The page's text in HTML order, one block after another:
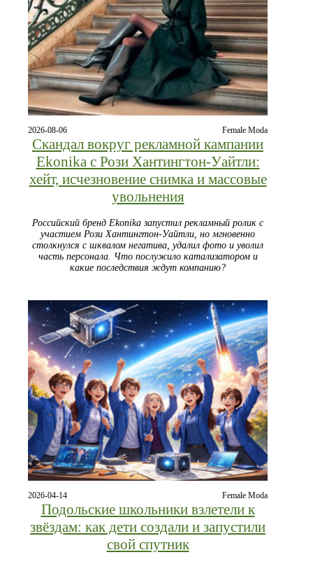
2026-08-06 Female Moda
Скандал вокруг рекламной кампании
Ekonika с Рози Хантингтон‑Уайтли:
хейт, исчезновение снимка и массовые
увольнения
Российский бренд Ekonika запустил рекламный ролик с
участием Рози Хантингтон‑Уайтли, но мгновенно
столкнулся с шквалом негатива, удалил фото и уволил
часть персонала. Что послужило катализатором и
какие последствия ждут компанию?
2026-04-14 Female Moda
Подольские школьники взлетели к
звёздам: как дети создали и запустили
свой спутник